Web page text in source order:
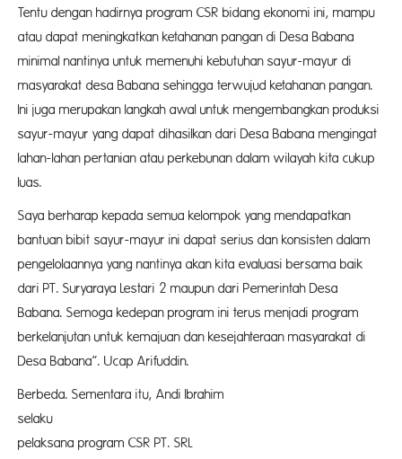
Tentu dengan hadirnya program CSR bidang ekonomi ini, mampu
atau dapat meningkatkan ketahanan pangan di Desa Babana
minimal nantinya untuk memenuhi kebutuhan sayur-mayur di
masyarakat desa Babana sehingga terwujud ketahanan pangan.
Ini juga merupakan langkah awal untuk mengembangkan produksi
sayur-mayur yang dapat dihasilkan dari Desa Babana mengingat
lahan-lahan pertanian atau perkebunan dalam wilayah kita cukup
Saya berharap kepada semua kelompok yang mendapatkan
bantuan bibit sayur-mayur ini dapat serius dan konsisten dalam
pengelolaannya yang nantinya akan kita evaluasi bersama baik
dari PT. Suryaraya Lestari 2 maupun dari Pemerintah Desa
Babana. Semoga kedepan program ini terus menjadi program
berkelanjutan untuk kemajuan dan kesejahteraan masyarakat di
Desa Babana”. Ucap Arifuddin.
Berbeda. Sementara itu, Andi Ibrahim
pelaksana program CSR PT. SRL